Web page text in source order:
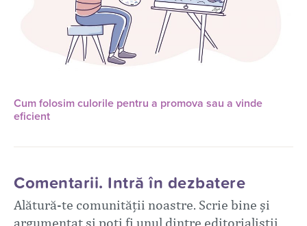
Cum folosim culorile pentru a promova sau a vinde
eficient
Comentarii. Intră în dezbatere
Alătură-te comunității noastre. Scrie bine și
argumentat și poți fi unul dintre editorialiștii